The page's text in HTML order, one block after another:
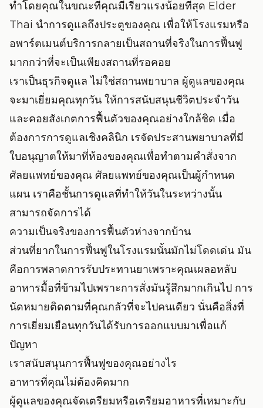
ทำโดยคุณในขณะที่คุณมีเรี่ยวแรงน้อยที่สุด Elder
Thai นำการดูแลถึงประตูของคุณ เพื่อให้โรงแรมหรือ
อพาร์ตเมนต์บริการกลายเป็นสถานที่จริงในการฟื้นฟู
มากกว่าที่จะเป็นเพียงสถานที่รอคอย
เราเป็นธุรกิจดูแล ไม่ใช่สถานพยาบาล ผู้ดูแลของคุณ
จะมาเยี่ยมคุณทุกวัน ให้การสนับสนุนชีวิตประจำวัน
และคอยสังเกตการฟื้นตัวของคุณอย่างใกล้ชิด เมื่อ
ต้องการการดูแลเชิงคลินิก เรจัดประสานพยาบาลที่มี
ใบอนุญาตให้มาที่ห้องของคุณเพื่อทำตามคำสั่งจาก
ศัลยแพทย์ของคุณ ศัลยแพทย์ของคุณเป็นผู้กำหนด
แผน เราคือชั้นการดูแลที่ทำให้วันในระหว่างนั้น
สามารถจัดการได้
ความเป็นจริงของการฟื้นตัวห่างจากบ้าน
ส่วนที่ยากในการฟื้นฟูในโรงแรมนั้นมักไม่โดดเด่น มัน
คือการพลาดการรับประทานยาเพราะคุณเผลอหลับ
อาหารมื้อที่ข้ามไปเพราะการสั่งมันรู้สึกมากเกินไป การ
นัดหมายติดตามที่คุณกลัวที่จะไปคนเดียว นั่นคือสิ่งที่
การเยี่ยมเยือนทุกวันได้รับการออกแบบมาเพื่อแก้
ปัญหา
เราสนับสนุนการฟื้นฟูของคุณอย่างไร
อาหารที่คุณไม่ต้องคิดมาก
ผู้ดูแลของคุณจัดเตรียมหรือเตรียมอาหารที่เหมาะกับ